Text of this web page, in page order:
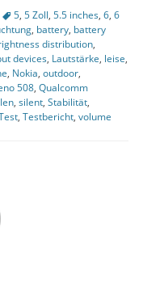
Tags
5, 5 Zoll, 5.5 inches, 6, 6
, battery, battery
distribution,
devices, Lautstärke, leise,
, Nokia, outdoor,
508, Qualcomm
, silent, Stabilität,
, Testbericht, volume